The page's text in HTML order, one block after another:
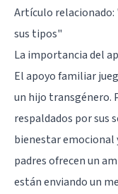
Artículo relacionado:
sus tipos"
La importancia del
El apoyo familiar
un hijo transgénero.
respaldados por sus
bienestar emocional
padres ofrecen un
están enviando un